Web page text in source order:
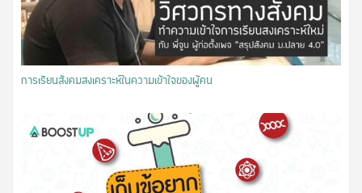
การเรียนสังคมสงเคราะห์ในความเข้าใจของผู้คน